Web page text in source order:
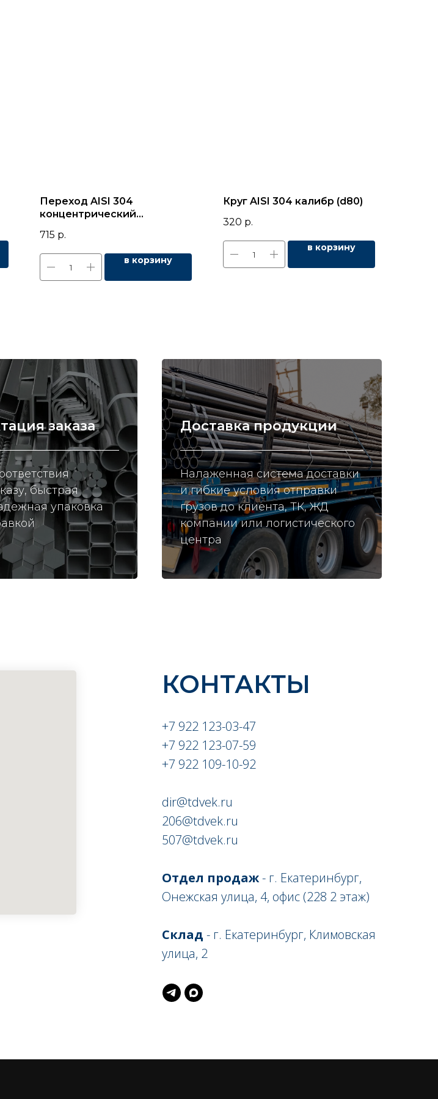
Переход AISI 304
концентрический
715 р.
в корзину
Круг AISI 304 калибр (d80)
320 р.
в корзину
заказа
быстрая
упаковка
Доставка продукции
Налаженная система доставки
и гибкие условия отправки
грузов до клиента, ТК, ЖД
компании или логистического
центра
КОНТАКТЫ
+7 922 123-03-47
+7 922 123-07-59
+7 922 109-10-92
dir@tdvek.ru
206@tdvek.ru
507@tdvek.ru
Отдел продаж- г. Екатеринбург,
Онежская улица, 4, офис (228 2 этаж)
Склад - г. Екатеринбург, Климовская
улица, 2